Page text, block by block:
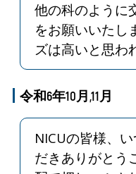
他の科のように
をお願いいたし
ズは高いと思わ
回答
厚生労働
方改革に
に則り、
のできる
当院に通
して提供
令和6年10月,11月
NICUの皆様、
だきありがとう